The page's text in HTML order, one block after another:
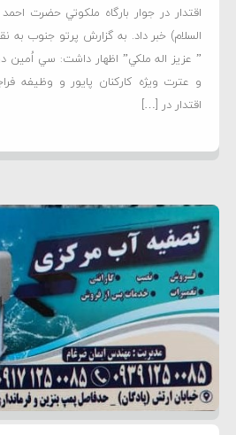
اقتدار در جوار بارگاه ملکوتي حضرت
السلام) خبر داد. به گزارش پرتو جنوب به
” عزيز اله ملکي” اظهار داشت: سي اُمين
و عترت ويژه کارکنان پايور و وظيفه
اقتدار در […]